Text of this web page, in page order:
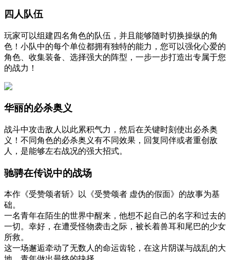
四人队伍
玩家可以组建四名角色的队伍，并且能够随时切换操纵的角
色！小队中的每个单位都拥有独特的能力，您可以强化心爱的
角色、收集装备、选择强大的阵型，一步一步打造出专属于您
的战力！
华丽的必杀奥义
战斗中攻击敌人以此累积气力，然后在关键时刻使出必杀奥
义！不同角色的必杀奥义有不同效果，回复同伴或者重创敌
人，是能够左右战况的强大招式。
驰骋在传说中的战场
本作《受赞颂者斩》以《受赞颂者 虚伪的假面》的故事为基
础。
一名青年在陌生的世界中醒来，他想不起自己的名字和过去的
一切。幸好，在遭受怪物袭击之际，被长着兽耳和尾巴的少女
所救。
这一场邂逅牵动了无数人的命运齿轮，在这片阴谋与战乱的大